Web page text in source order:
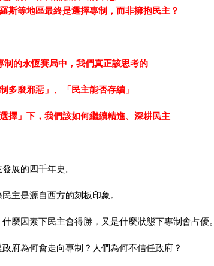
斯等地區最終是選擇專制，而非擁抱民主？
制的永恆賽局中，我們真正該思考的
多麼邪惡」、「民主能否存續」
擇」下，我們該如何繼續精進、深耕民主
展的四千年史。
主是源自西方的刻板印象。
麼因素下民主會得勝，又是什麼狀態下專制會占優。
府為何會走向專制？人們為何不信任政府？